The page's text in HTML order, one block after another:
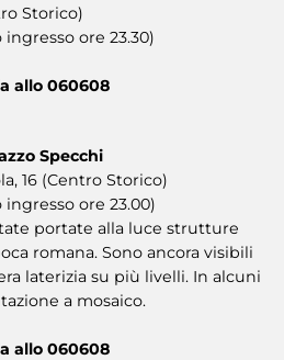
Storico)
ore 23.30)
allo 060608
Specchi
16 (Centro Storico)
ore 23.00)
portate alla luce strutture
romana. Sono ancora visibili
laterizia su più livelli. In alcuni
a mosaico.
allo 060608